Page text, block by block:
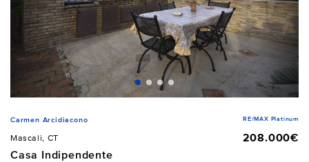
Carmen Arcidiacono RE/MAX Platinum
Mascali, CT
208.000€
Casa Indipendente